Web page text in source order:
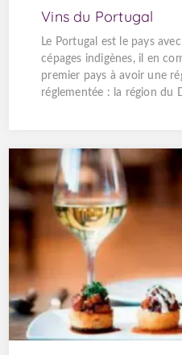
Vins du Portugal
Le Portugal est le pays
cépages indigènes, il en
premier pays à avoir une
réglementée : la région du